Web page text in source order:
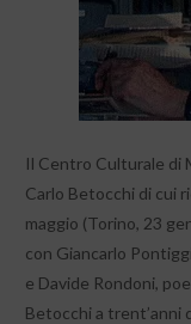
Il Centro Culturale di
Carlo Betocchi di cui
maggio (Torino, 23
con Giancarlo
e Davide Rondoni,
Betocchi a trent’anni